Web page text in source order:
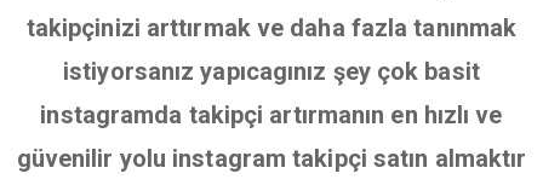
takipçinizi arttırmak ve daha fazla tanınmak
istiyorsanız yapıcagınız şey çok basit
instagramda takipçi artırmanın en hızlı ve
güvenilir yolu instagram takipçi satın almaktır